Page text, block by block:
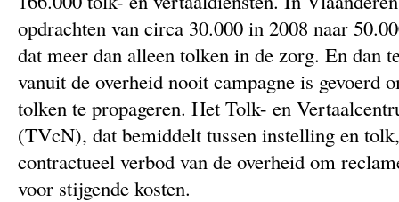
opdrachten van circa 30.000 in 2008 naar
dat meer dan alleen tolken in de zorg. En dan
vanuit de overheid nooit campagne is gevoerd
tolken te propageren. Het Tolk- en
(TVcN), dat bemiddelt tussen instelling en
contractueel verbod van de overheid om
voor stijgende kosten.